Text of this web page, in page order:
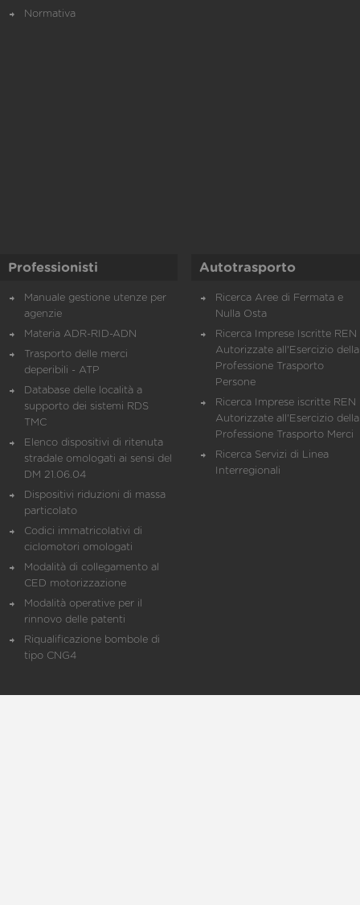
Normativa
Professionisti
Manuale gestione utenze per
agenzie
Materia ADR-RID-ADN
Trasporto delle merci
deperibili - ATP
Database delle località a
supporto dei sistemi RDS
TMC
Elenco dispositivi di ritenuta
stradale omologati ai sensi del
DM 21.06.04
Dispositivi riduzioni di massa
particolato
Codici immatricolativi di
ciclomotori omologati
Modalità di collegamento al
CED motorizzazione
Modalità operative per il
rinnovo delle patenti
Riqualificazione bombole di
tipo CNG4
Autotrasporto
Ricerca Aree di Fermata e
Nulla Osta
Ricerca Imprese Iscritte REN
Autorizzate all'Esercizio della
Professione Trasporto
Persone
Ricerca Imprese iscritte REN
Autorizzate all'Esercizio della
Professione Trasporto Merci
Ricerca Servizi di Linea
Interregionali